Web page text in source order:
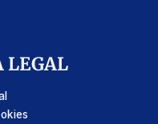
LEGAL